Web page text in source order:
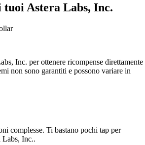
Astera Labs, Inc.
Inc. per ottenere ricompense direttamente
non sono garantiti e possono variare in
complesse. Ti bastano pochi tap per
Labs, Inc..